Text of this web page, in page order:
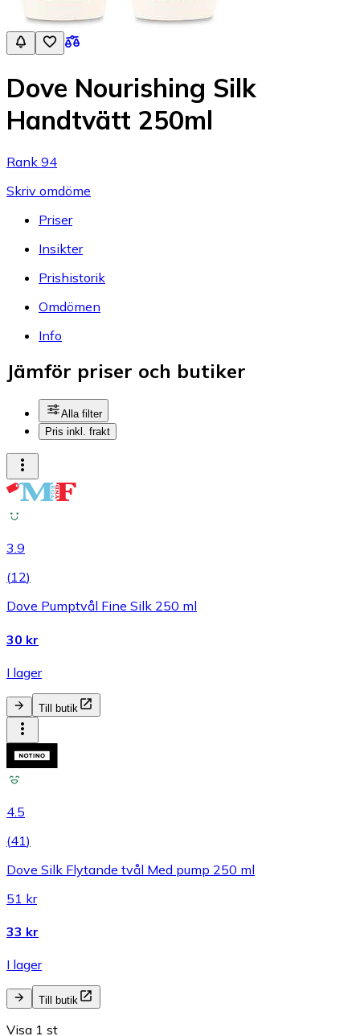
Dove Nourishing Silk
Handtvätt 250ml
Rank 94
Skriv omdöme
Priser
Insikter
Prishistorik
Omdömen
Info
Jämför priser och butiker
Alla filter
Pris inkl. frakt
3.9
(12)
Dove Pumptvål Fine Silk 250 ml
30 kr
I lager
Till butik
4.5
(41)
Dove Silk Flytande tvål Med pump 250 ml
51 kr
33 kr
I lager
Till butik
Visa 1 st